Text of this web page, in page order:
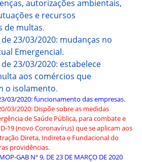
autorizações ambientais,
e recursos
de multas.
23/03/2020: mudanças no
Emergencial.
23/03/2020: estabelece
aos comércios que
o isolamento.
03/2020: funcionamento das empresas.
03/2020: Dispõe sobre as medidas
de Saúde Pública, para combate e
19 (novo Coronavírus) que se aplicam aos
Direta, Indireta e Fundacional do
providências.
GAB Nº 9, DE 23 DE MARÇO DE 2020